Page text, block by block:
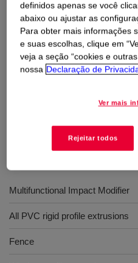
O que éPARALOID™
Acrylic impact modifier for
that delivers excellent Izod
gloss control over variable
Multifunctional Impact Modifier
All PVC rigid profile extrusions
Fence
definidos apenas se você
abaixo ou ajustar as
Para obter mais informações
e suas escolhas, clique em
veja a seção “cookies e
nossa Declaração de
Ver mais
Rejeitar todos